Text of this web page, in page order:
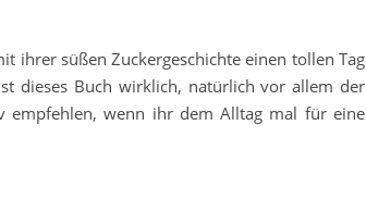
ihrer süßen Zuckergeschichte einen tollen Tag
dieses Buch wirklich, natürlich vor allem der
empfehlen, wenn ihr dem Alltag mal für eine